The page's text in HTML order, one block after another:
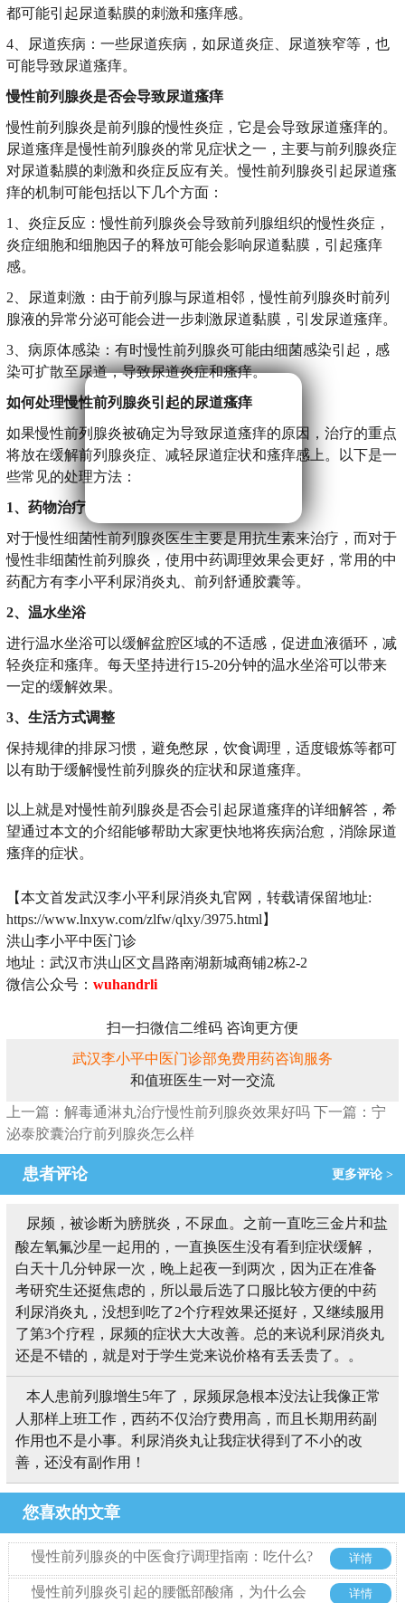
都可能引起尿道黏膜的刺激和瘙痒感。
4、尿道疾病：一些尿道疾病，如尿道炎症、尿道狭窄等，也
可能导致尿道瘙痒。
慢性前列腺炎是否会导致尿道瘙痒
慢性前列腺炎是前列腺的慢性炎症，它是会导致尿道瘙痒的。
尿道瘙痒是慢性前列腺炎的常见症状之一，主要与前列腺炎症
对尿道黏膜的刺激和炎症反应有关。慢性前列腺炎引起尿道瘙
痒的机制可能包括以下几个方面：
1、炎症反应：慢性前列腺炎会导致前列腺组织的慢性炎症，
炎症细胞和细胞因子的释放可能会影响尿道黏膜，引起瘙痒
感。
2、尿道刺激：由于前列腺与尿道相邻，慢性前列腺炎时前列
腺液的异常分泌可能会进一步刺激尿道黏膜，引发尿道瘙痒。
3、病原体感染：有时慢性前列腺炎可能由细菌感染引起，感
染可扩散至尿道，导致尿道炎症和瘙痒。
如何处理慢性前列腺炎引起的尿道瘙痒
如果慢性前列腺炎被确定为导致尿道瘙痒的原因，治疗的重点
将放在缓解前列腺炎症、减轻尿道症状和瘙痒感上。以下是一
些常见的处理方法：
1、药物治疗
对于慢性细菌性前列腺炎医生主要是用抗生素来治疗，而对于
慢性非细菌性前列腺炎，使用中药调理效果会更好，常用的中
药配方有李小平利尿消炎丸、前列舒通胶囊等。
2、温水坐浴
进行温水坐浴可以缓解盆腔区域的不适感，促进血液循环，减
轻炎症和瘙痒。每天坚持进行15-20分钟的温水坐浴可以带来
一定的缓解效果。
3、生活方式调整
保持规律的排尿习惯，避免憋尿，饮食调理，适度锻炼等都可
以有助于缓解慢性前列腺炎的症状和尿道瘙痒。
以上就是对慢性前列腺炎是否会引起尿道瘙痒的详细解答，希
望通过本文的介绍能够帮助大家更快地将疾病治愈，消除尿道
瘙痒的症状。
【本文首发武汉李小平利尿消炎丸官网，转载请保留地址:
https://www.lnxyw.com/zlfw/qlxy/3975.html】
洪山李小平中医门诊
地址：武汉市洪山区文昌路南湖新城商铺2栋2-2
微信公众号： wuhandrli
扫一扫微信二维码 咨询更方便
武汉李小平中医门诊部免费用药咨询服务
和值班医生一对一交流
上一篇：解毒通淋丸治疗慢性前列腺炎效果好吗 下一篇：宁
泌泰胶囊治疗前列腺炎怎么样
患者评论 更多评论 >
尿频，被诊断为膀胱炎，不尿血。之前一直吃三金片和盐
酸左氧氟沙星一起用的，一直换医生没有看到症状缓解，
白天十几分钟尿一次，晚上起夜一到两次，因为正在准备
考研究生还挺焦虑的，所以最后选了口服比较方便的中药
利尿消炎丸，没想到吃了2个疗程效果还挺好，又继续服用
了第3个疗程，尿频的症状大大改善。总的来说利尿消炎丸
还是不错的，就是对于学生党来说价格有丢丢贵了。。
本人患前列腺增生5年了，尿频尿急根本没法让我像正常
人那样上班工作，西药不仅治疗费用高，而且长期用药副
作用也不是小事。利尿消炎丸让我症状得到了不小的改
善，还没有副作用！
您喜欢的文章
慢性前列腺炎的中医食疗调理指南：吃什么?
忌什么?
详情
慢性前列腺炎引起的腰骶部酸痛，为什么会 详情